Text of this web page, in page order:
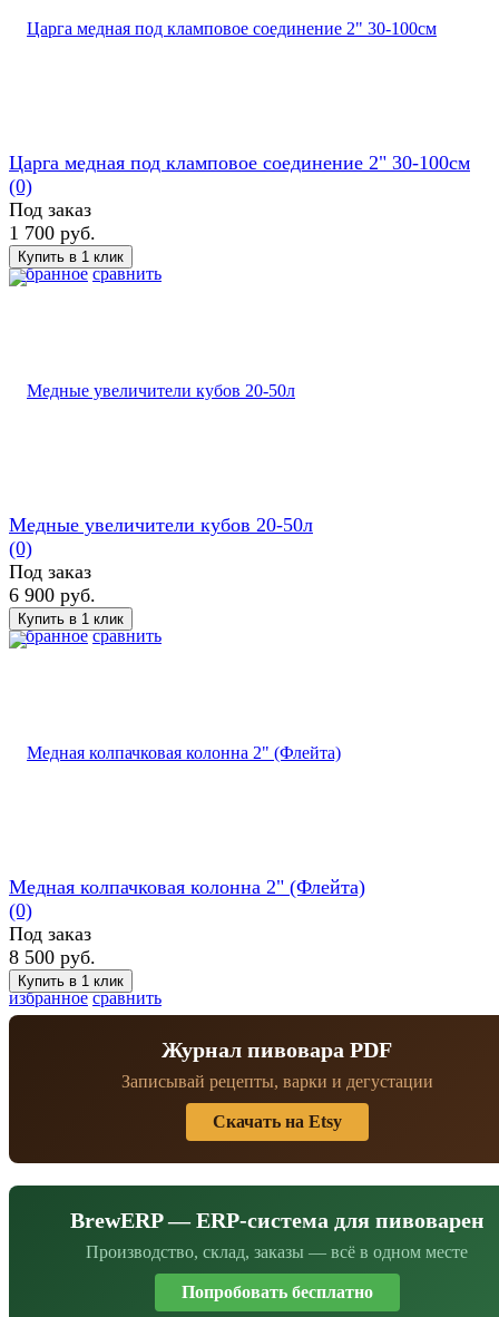
избранное сравнить
Царга медная под кламповое соединение 2" 30-100см
(0)
Под заказ
1 700 руб.
избранное сравнить
Медные увеличители кубов 20-50л
(0)
Под заказ
6 900 руб.
избранное сравнить
Медная колпачковая колонна 2" (Флейта)
(0)
Под заказ
8 500 руб.
Журнал пивовара PDF
Записывай рецепты, варки и дегустации
Скачать на Etsy
BrewERP — ERP-система для пивоварен
Производство, склад, заказы — всё в одном месте
Попробовать бесплатно